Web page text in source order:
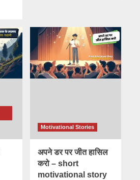
Motivational Stories
अपने डर पर जीत हासिल
करो – short
motivational story